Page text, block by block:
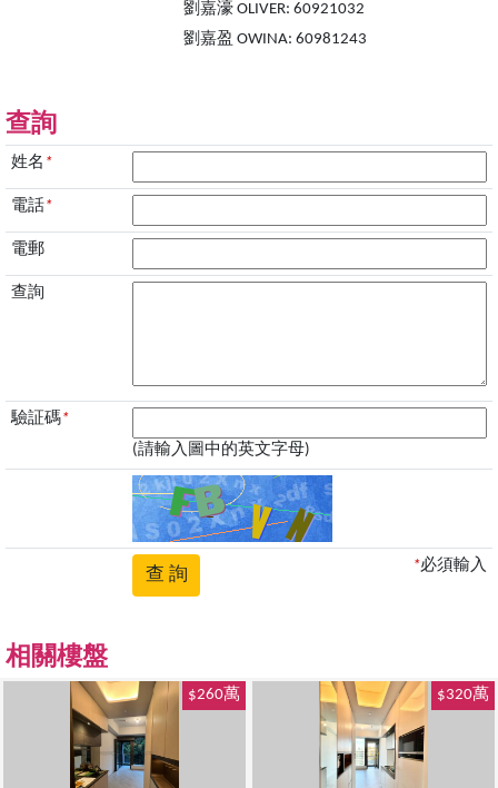
劉嘉濠 OLIVER: 60921032
劉嘉盈 OWINA: 60981243
查詢
姓名 *
電話*
電郵
查詢
驗証碼*
(請輸入圖中的英文字母)
*必須輸入
相關樓盤
$260萬 $320萬